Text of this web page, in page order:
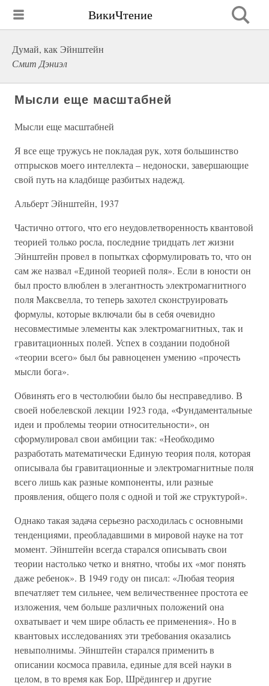
ВикиЧтение
Думай, как Эйнштейн
Смит Дэниэл
Мысли еще масштабней
Мысли еще масштабней
Я все еще тружусь не покладая рук, хотя большинство
отпрысков моего интеллекта – недоноски, завершающие
свой путь на кладбище разбитых надежд.
Альберт Эйнштейн, 1937
Частично оттого, что его неудовлетворенность квантовой
теорией только росла, последние тридцать лет жизни
Эйнштейн провел в попытках сформулировать то, что он
сам же назвал «Единой теорией поля». Если в юности он
был просто влюблен в элегантность электромагнитного
поля Максвелла, то теперь захотел сконструировать
формулы, которые включали бы в себя очевидно
несовместимые элементы как электромагнитных, так и
гравитационных полей. Успех в создании подобной
«теории всего» был бы равноценен умению «прочесть
мысли бога».
Обвинять его в честолюбии было бы несправедливо. В
своей нобелевской лекции 1923 года, «Фундаментальные
идеи и проблемы теории относительности», он
сформулировал свои амбиции так: «Необходимо
разработать математически Единую теория поля, которая
описывала бы гравитационные и электромагнитные поля
всего лишь как разные компоненты, или разные
проявления, общего поля с одной и той же структурой».
Однако такая задача серьезно расходилась с основными
тенденциями, преобладавшими в мировой науке на тот
момент. Эйнштейн всегда старался описывать свои
теории настолько четко и внятно, чтобы их «мог понять
даже ребенок». В 1949 году он писал: «Любая теория
впечатляет тем сильнее, чем величественнее простота ее
изложения, чем больше различных положений она
охватывает и чем шире область ее применения». Но в
квантовых исследованиях эти требования оказались
невыполнимы. Эйнштейн старался применить в
описании космоса правила, единые для всей науки в
целом, в то время как Бор, Шрёдингер и другие